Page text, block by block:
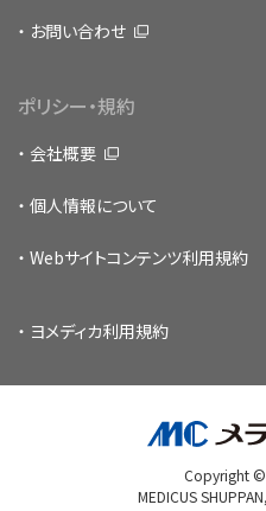
お問い合わせ
ポリシー・規約
会社概要
個人情報について
Webサイトコンテンツ利用規約
ヨメディカ利用規約
Copyright
MEDICUS